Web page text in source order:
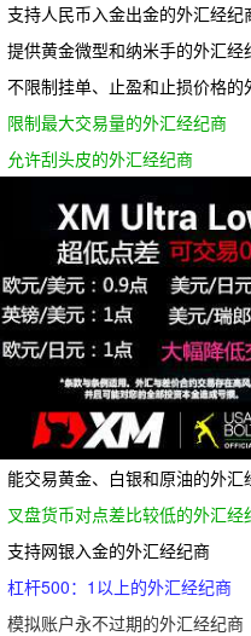
支持人民币入金出金的外汇经纪
提供黄金微型和纳米手的外汇经
不限制挂单、止盈和止损价格的
限制最大交易量的外汇经纪商
允许刮头皮的外汇经纪商
能交易黄金、白银和原油的外汇
叉盘货币对点差比较低的外汇经
支持网银入金的外汇经纪商
杠杆500：1以上的外汇经纪商
模拟账户永不过期的外汇经纪商